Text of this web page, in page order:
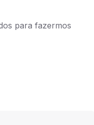
para fazermos